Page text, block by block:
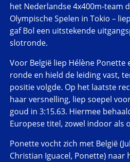
het Nederlandse 4x400m-team
Olympische Spelen in Tokio –
gaf Bol een uitstekende
slotronde.
Voor België liep Hélène Ponette
ronde en hield de leiding vast,
positie volgde. Op het laatste
haar versnelling, liep soepel
goud in 3:15.63. Hiermee
Europese titel, zowel indoor als
Ponette vocht zich met België
Christian Iguacel, Ponette) naar